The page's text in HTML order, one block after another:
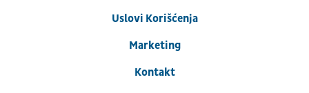
Uslovi Korišćenja
Marketing
Kontakt